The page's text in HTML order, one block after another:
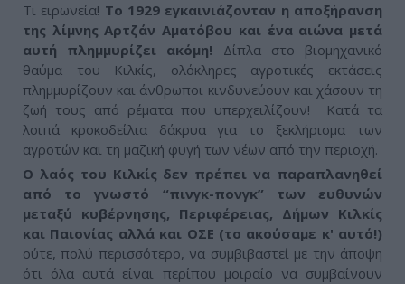
Τι ειρωνεία! Το 1929 εγκαινιάζονταν η αποξήρανση
της λίμνης Αρτζάν Αματόβου και ένα αιώνα μετά
αυτή πλημμυρίζει ακόμη! Δίπλα στο βιομηχανικό
θαύμα του Κιλκίς, ολόκληρες αγροτικές εκτάσεις
πλημμυρίζουν και άνθρωποι κινδυνεύουν και χάσουν τη
ζωή τους από ρέματα που υπερχειλίζουν! Κατά τα
λοιπά κροκοδείλια δάκρυα για το ξεκλήρισμα των
αγροτών και τη μαζική φυγή των νέων από την περιοχή.
Ο λαός του Κιλκίς δεν πρέπει να παραπλανηθεί
από το γνωστό “πινγκ-πονγκ” των ευθυνών
μεταξύ κυβέρνησης, Περιφέρειας, Δήμων Κιλκίς
και Παιονίας αλλά και ΟΣΕ (το ακούσαμε κ' αυτό!)
ούτε, πολύ περισσότερο, να συμβιβαστεί με την άποψη
ότι όλα αυτά είναι περίπου μοιραίο να συμβαίνουν